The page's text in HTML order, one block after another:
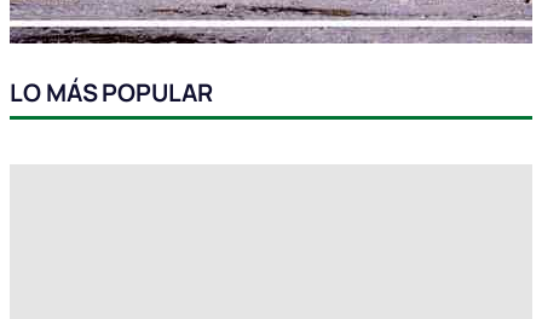
LO MÁS POPULAR